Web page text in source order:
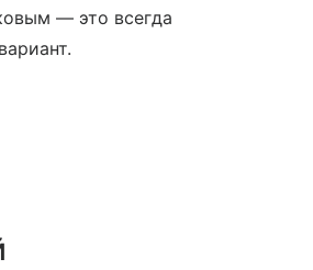
— это всегда